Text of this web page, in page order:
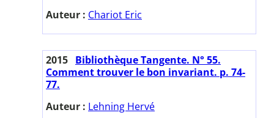
Auteur : Chariot Eric
2015 Bibliothèque Tangente. N° 55.
Comment trouver le bon invariant. p. 74-
77.
Auteur : Lehning Hervé